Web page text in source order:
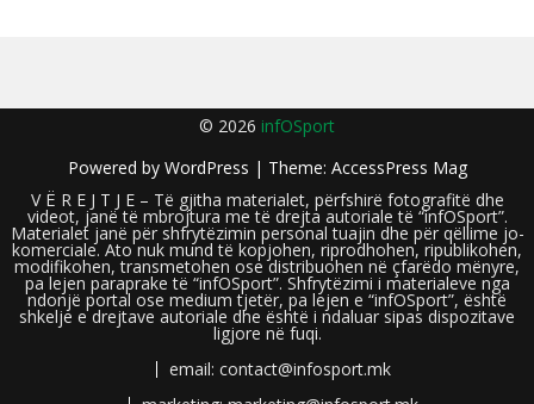
© 2026 infOSport
Powered by WordPress | Theme: AccessPress Mag
V Ë R E J T J E – Të gjitha materialet, përfshirë fotografitë dhe
videot, janë të mbrojtura me të drejta autoriale të “infOSport”.
Materialet janë për shfrytëzimin personal tuajin dhe për qëllime jo-
komerciale. Ato nuk mund të kopjohen, riprodhohen, ripublikohen,
modifikohen, transmetohen ose distribuohen në çfarëdo mënyre,
pa lejen paraprake të “infOSport”. Shfrytëzimi i materialeve nga
ndonjë portal ose medium tjetër, pa lejen e “infOSport”, është
shkelje e drejtave autoriale dhe është i ndaluar sipas dispozitave
ligjore në fuqi.
email: contact@infosport.mk